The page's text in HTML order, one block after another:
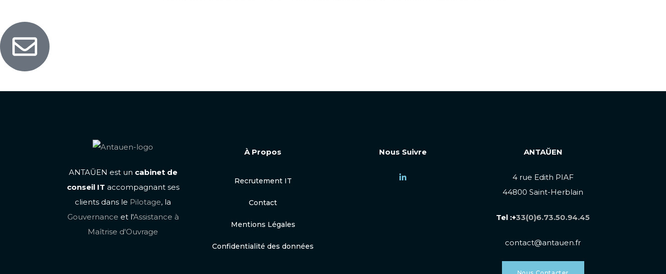
ANTAŬEN est un cabinet de
conseil IT accompagnant ses
clients dans le Pilotage, la
Gouvernance et l'Assistance à
Maîtrise d'Ouvrage
À Propos
Recrutement IT
Contact
Mentions Légales
Confidentialité des données
Nous Suivre ANTAŬEN
4 rue Edith PIAF
44800 Saint-Herblain
Tel :+33(0)6.73.50.94.45
contact@antauen.fr